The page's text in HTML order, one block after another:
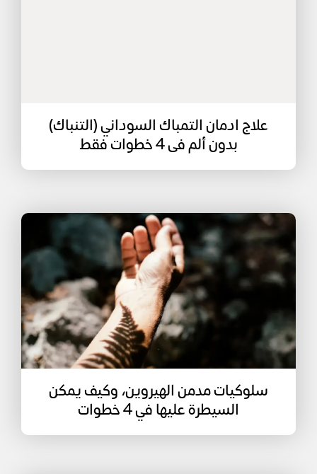
علاج ادمان التمباك السوداني (التنباك)
بدون ألم فى 4 خطوات فقط
سلوكيات مدمن الهيروين، وكيف يمكن
السيطرة عليها في 4 خطوات